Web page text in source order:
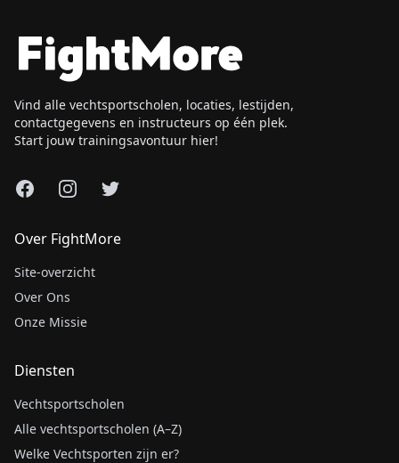
Vind alle vechtsportscholen, locaties, lestijden,
contactgegevens en instructeurs op één plek.
Start jouw trainingsavontuur hier!
FacebookInstagram
X
Over FightMore
Site-overzicht
Over Ons
Onze Missie
Diensten
Vechtsportscholen
Alle vechtsportscholen (A–Z)
Welke Vechtsporten zijn er?